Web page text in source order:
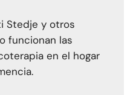
Stedje y otros
funcionan las
en el hogar